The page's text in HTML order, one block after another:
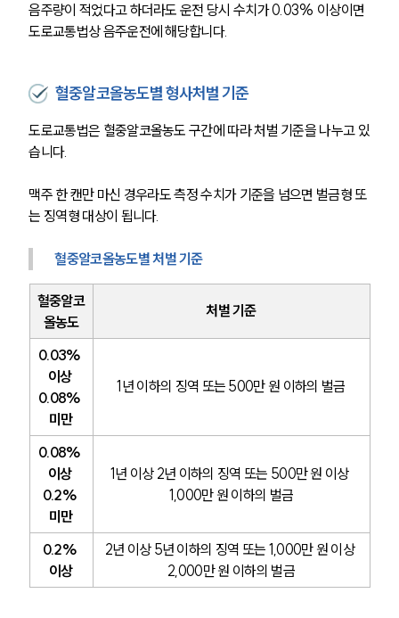
음주량이 적었다고 하더라도 운전 당시 수치가 0.03% 이상이면
도로교통법상 음주운전에 해당합니다.
혈중알코올농도별 형사처벌 기준
도로교통법은 혈중알코올농도 구간에 따라 처벌 기준을 나누고 있
습니다.
맥주 한 캔만 마신 경우라도 측정 수치가 기준을 넘으면 벌금형 또
는 징역형 대상이 됩니다.
혈중알코올농도별 처벌 기준
혈중알코
올농도
처벌 기준
0.03%
이상
0.08%
미만
1년 이하의 징역 또는 500만 원 이하의 벌금
0.08%
이상
0.2%
미만
1년 이상 2년 이하의 징역 또는 500만 원 이상
1,000만 원 이하의 벌금
0.2%
이상
2년 이상 5년 이하의 징역 또는 1,000만 원 이상
2,000만 원 이하의 벌금